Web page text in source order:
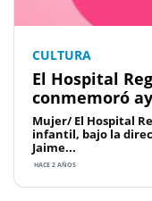
CULTURA
El Hospital
conmemoró
Mujer/ El Hospital
infantil, bajo la
Jaime...
HACE 2 AÑOS